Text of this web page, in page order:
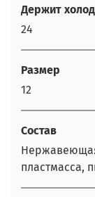
Держит
24
Размер
12
Состав
пластмасса,